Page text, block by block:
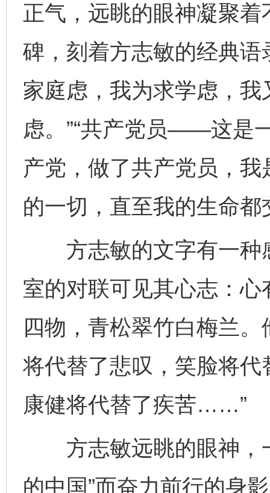
正气，远眺的眼神凝聚
碑，刻着方志敏的经典语
家庭虑，我为求学虑，
虑。”“共产党员——这是
产党，做了共产党员，
的一切，直至我的生命都
方志敏的文字有一种
室的对联可见其心志：
四物，青松翠竹白梅兰
将代替了悲叹，笑脸将
康健将代替了疾苦……”
方志敏远眺的眼神，
的中国”而奋力前行的身